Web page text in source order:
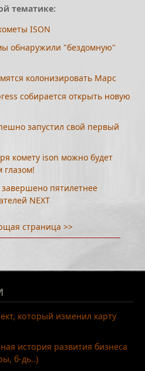
тематике:
ISON
обнаружили "бездомную"
колонизировать Марс
собирается открыть новую
запустил свой первый
комету ison можно будет
пятилетнее
NEXT
страница >>
который изменил карту
история развития бизнеса
б-дь..)